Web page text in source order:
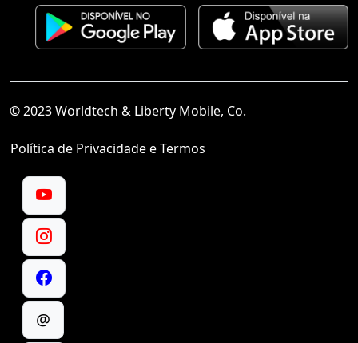
© 2023 Worldtech & Liberty Mobile, Co.
Política de Privacidade e Termos
@